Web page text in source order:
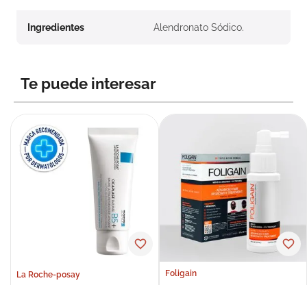
Ingredientes Alendronato Sódico.
Te puede interesar
La Roche-posay Foligain